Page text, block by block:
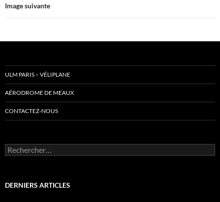
Image suivante
ULM PARIS – VÉLIPLANE
AÉRODROME DE MEAUX
CONTACTEZ-NOUS
Rechercher :
DERNIERS ARTICLES